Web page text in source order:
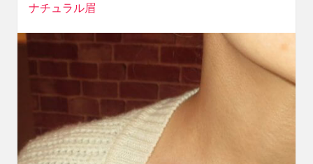
ナチュラル眉